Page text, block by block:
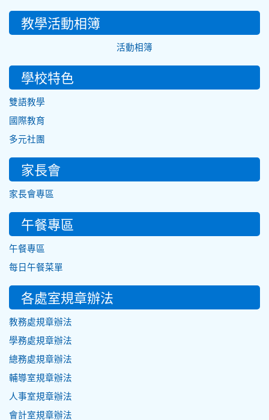
教學活動相簿
活動相簿
學校特色
雙語教學
國際教育
多元社團
家長會
家長會專區
午餐專區
午餐專區
每日午餐菜單
各處室規章辦法
教務處規章辦法
學務處規章辦法
總務處規章辦法
輔導室規章辦法
人事室規章辦法
會計室規章辦法